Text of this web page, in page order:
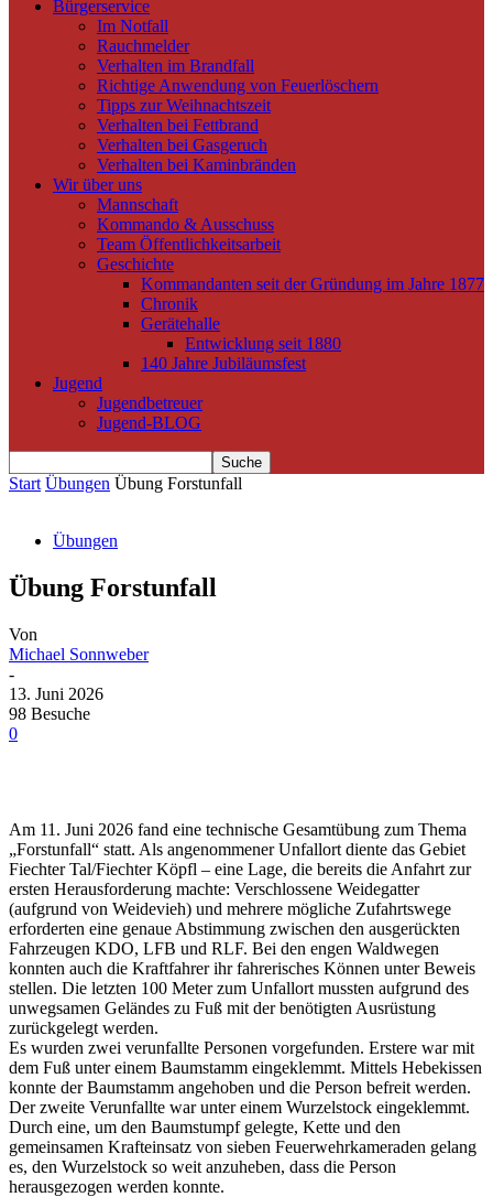
Bürgerservice
Im Notfall
Rauchmelder
Verhalten im Brandfall
Richtige Anwendung von Feuerlöschern
Tipps zur Weihnachtszeit
Verhalten bei Fettbrand
Verhalten bei Gasgeruch
Verhalten bei Kaminbränden
Wir über uns
Mannschaft
Kommando & Ausschuss
Team Öffentlichkeitsarbeit
Geschichte
Kommandanten seit der Gründung im Jahre 1877
Chronik
Gerätehalle
Entwicklung seit 1880
140 Jahre Jubiläumsfest
Jugend
Jugendbetreuer
Jugend-BLOG
Start Übungen Übung Forstunfall
Übungen
Übung Forstunfall
Von
Michael Sonnweber
-
13. Juni 2026
98 Besuche
0
Am 11. Juni 2026 fand eine technische Gesamtübung zum Thema
„Forstunfall“ statt. Als angenommener Unfallort diente das Gebiet
Fiechter Tal/Fiechter Köpfl – eine Lage, die bereits die Anfahrt zur
ersten Herausforderung machte: Verschlossene Weidegatter
(aufgrund von Weidevieh) und mehrere mögliche Zufahrtswege
erforderten eine genaue Abstimmung zwischen den ausgerückten
Fahrzeugen KDO, LFB und RLF. Bei den engen Waldwegen
konnten auch die Kraftfahrer ihr fahrerisches Können unter Beweis
stellen. Die letzten 100 Meter zum Unfallort mussten aufgrund des
unwegsamen Geländes zu Fuß mit der benötigten Ausrüstung
zurückgelegt werden.
Es wurden zwei verunfallte Personen vorgefunden. Erstere war mit
dem Fuß unter einem Baumstamm eingeklemmt. Mittels Hebekissen
konnte der Baumstamm angehoben und die Person befreit werden.
Der zweite Verunfallte war unter einem Wurzelstock eingeklemmt.
Durch eine, um den Baumstumpf gelegte, Kette und den
gemeinsamen Krafteinsatz von sieben Feuerwehrkameraden gelang
es, den Wurzelstock so weit anzuheben, dass die Person
herausgezogen werden konnte.